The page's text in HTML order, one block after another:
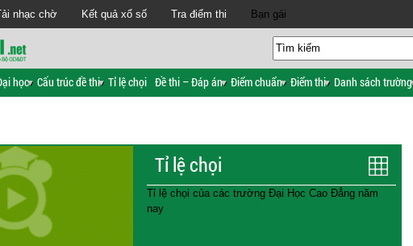
nhạc chờ Kết quả xổ số Tra điểm thi Bạn gái
học Cấu trúc đề thi Tỉ lệ chọi Đề thi – Đáp án Điểm chuẩn Điểm thi Danh sách trường
Tỉ lệ chọi
Tỉ lệ chọi của các trường Đại Học Cao Đẳng năm
nay